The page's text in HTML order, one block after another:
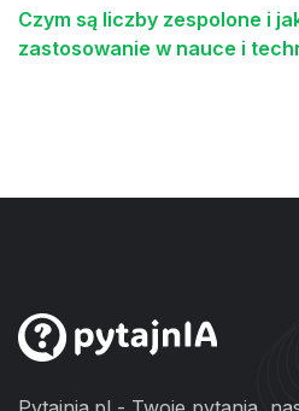
Czym są liczby zespolone i
zastosowanie w nauce i